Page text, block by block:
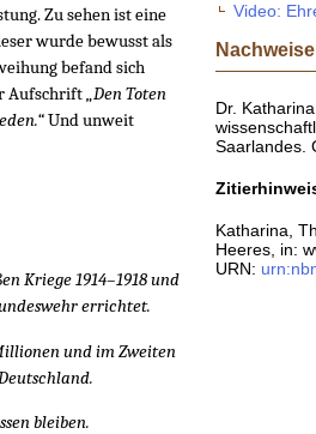
Zu sehen ist eine
wurde bewusst als
befand sich
Aufschrift„Den Toten
Und unweit
Kriege 1914–1918 und
errichtet.
und im Zweiten
bleiben.
Video:
Nachweise
Dr.
Saarlandes.
Katharina,
Heeres, in:
URN: